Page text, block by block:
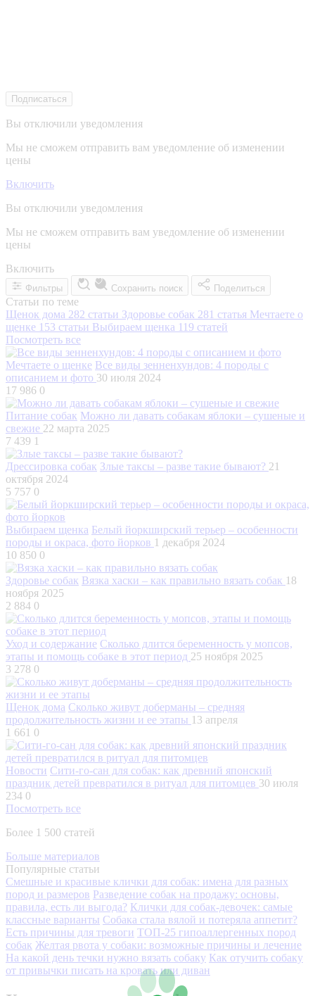
Подписаться
Вы отключили уведомления
Мы не сможем отправить вам уведомление об изменении
цены
Включить
Вы отключили уведомления
Мы не сможем отправить вам уведомление об изменении
цены
Включить
Фильтры Сохранить поиск Поделиться
Статьи по теме
Щенок дома 282 статьи Здоровье собак 281 статья Мечтаете о
щенке 153 статьи Выбираем щенка 119 статей
Посмотреть все
Мечтаете о щенке Все виды зенненхундов: 4 породы с
описанием и фото 30 июля 2024
17 986 0
Питание собак Можно ли давать собакам яблоки – сушеные и
свежие 22 марта 2025
7 439 1
Дрессировка собак Злые таксы – разве такие бывают? 21
октября 2024
5 757 0
Выбираем щенка Белый йоркширский терьер – особенности
породы и окраса, фото йорков 1 декабря 2024
10 850 0
Здоровье собак Вязка хаски – как правильно вязать собак 18
ноября 2025
2 884 0
Уход и содержание Сколько длится беременность у мопсов,
этапы и помощь собаке в этот период 25 ноября 2025
3 278 0
Щенок дома Сколько живут доберманы – средняя
продолжительность жизни и ее этапы 13 апреля
1 661 0
Новости Сити-го-сан для собак: как древний японский
праздник детей превратился в ритуал для питомцев 30 июля
234 0
Посмотреть все
Более 1 500 статей
Больше материалов
Популярные статьи
Смешные и красивые клички для собак: имена для разных
пород и размеров Разведение собак на продажу: основы,
правила, есть ли выгода? Клички для собак-девочек: самые
классные варианты Собака стала вялой и потеряла аппетит?
Есть причины для тревоги ТОП-25 гипоаллергенных пород
собак Желтая рвота у собаки: возможные причины и лечение
На какой день течки нужно вязать собаку Как отучить собаку
от привычки писать на кровать или диван